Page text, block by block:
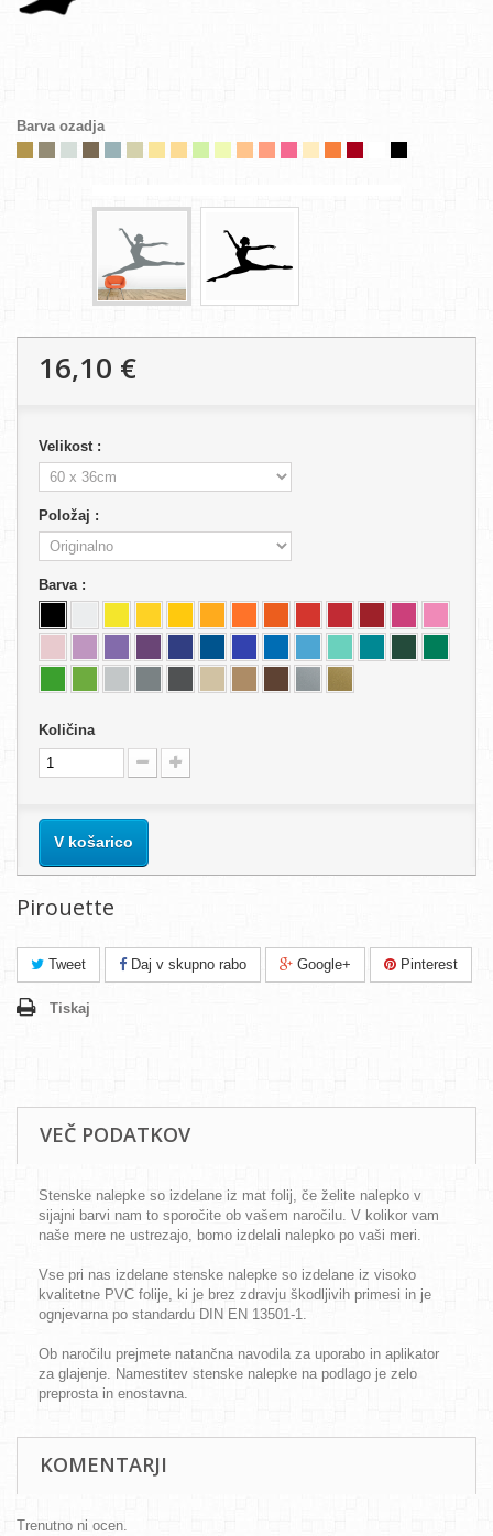
Barva ozadja
16,10 €
Velikost :
Položaj :
Barva :
Količina
V košarico
Pirouette
Tweet Daj v skupno rabo Google+ Pinterest
Tiskaj
VEČ PODATKOV
Stenske nalepke so izdelane iz mat folij, če želite nalepko v
sijajni barvi nam to sporočite ob vašem naročilu. V kolikor vam
naše mere ne ustrezajo, bomo izdelali nalepko po vaši meri.
Vse pri nas izdelane stenske nalepke so izdelane iz visoko
kvalitetne PVC folije, ki je brez zdravju škodljivih primesi in je
ognjevarna po standardu DIN EN 13501-1.
Ob naročilu prejmete natančna navodila za uporabo in aplikator
za glajenje. Namestitev stenske nalepke na podlago je zelo
preprosta in enostavna.
KOMENTARJI
Trenutno ni ocen.